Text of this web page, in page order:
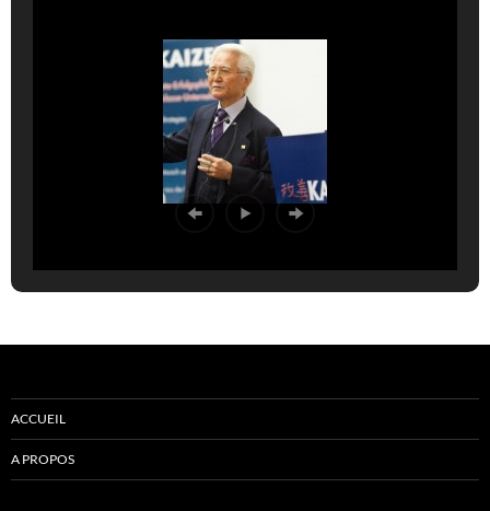
ACCUEIL
A PROPOS